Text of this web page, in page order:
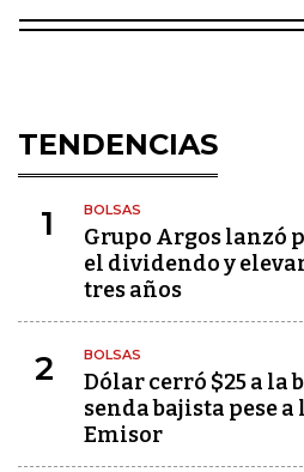
TENDENCIAS
1 BOLSAS
Grupo Argos lanzó
el dividendo y
tres años
2 BOLSAS
Dólar cerró $25 a la
senda bajista pese a
Emisor